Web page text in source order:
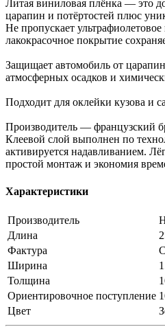
Литая виниловая плёнка — это
царапин и потёртостей плюс
Не пропускает
лакокрасочное покрытие
Защищает автомобиль от
атмосферных осадков и
Подходит для оклейки кузова и
Производитель — французский
Клеевой слой выполнен по
активируется надавливанием.
простой монтаж и экономия
Характеристики
Производитель
Длина
Фактура
Ширина
Толщина
Ориентировочное поступление
Цвет